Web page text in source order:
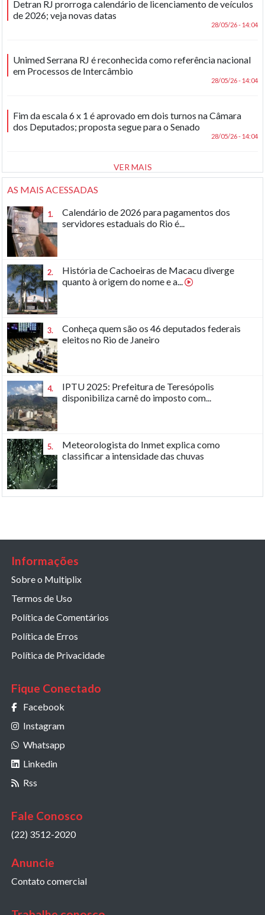
Detran RJ prorroga calendário de licenciamento de veículos
de 2026; veja novas datas
28/05/26 - 14:04
Unimed Serrana RJ é reconhecida como referência nacional
em Processos de Intercâmbio
28/05/26 - 14:04
Fim da escala 6 x 1 é aprovado em dois turnos na Câmara
dos Deputados; proposta segue para o Senado
28/05/26 - 14:04
VER MAIS
AS MAIS ACESSADAS
1.
Calendário de 2026 para pagamentos dos
servidores estaduais do Rio é...
2.
História de Cachoeiras de Macacu diverge
quanto à origem do nome e a...
3.
Conheça quem são os 46 deputados federais
eleitos no Rio de Janeiro
4.
IPTU 2025: Prefeitura de Teresópolis
disponibiliza carnê do imposto com...
5.
Meteorologista do Inmet explica como
classificar a intensidade das chuvas
Informações
Sobre o Multiplix
Termos de Uso
Política de Comentários
Política de Erros
Política de Privacidade
Fique Conectado
Facebook
Instagram
Whatsapp
Linkedin
Rss
Fale Conosco
(22) 3512-2020
Anuncie
Contato comercial